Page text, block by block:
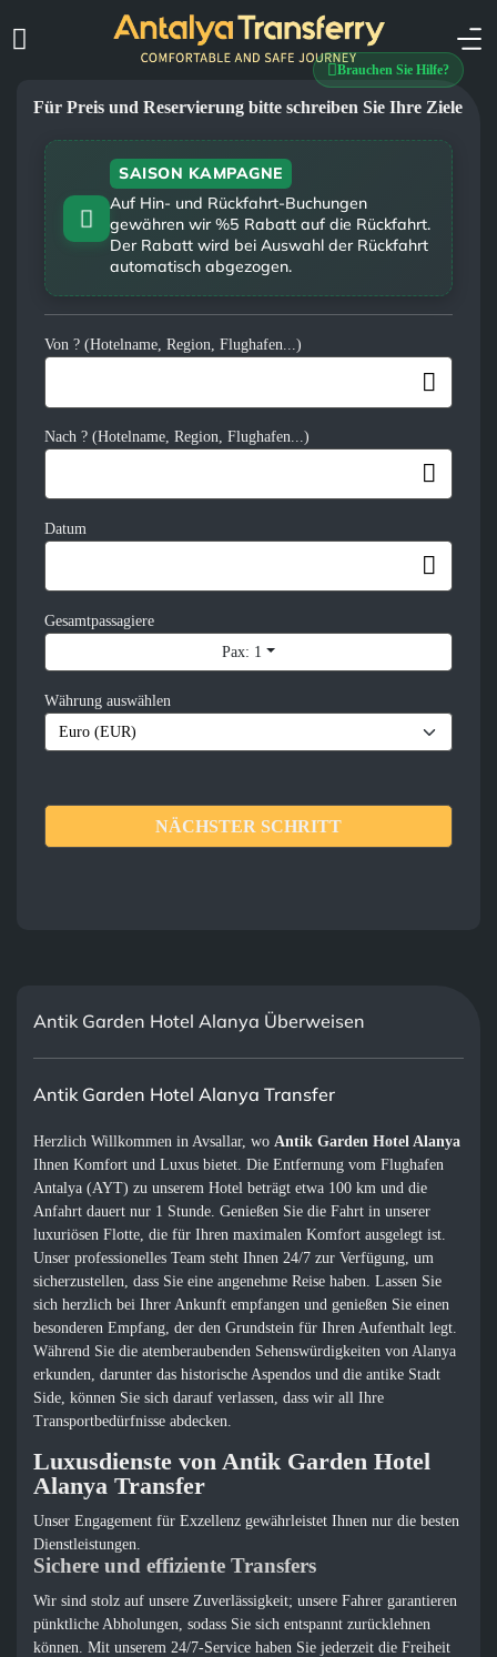
Brauchen Sie Hilfe?
Für Preis und Reservierung bitte schreiben Sie Ihre Ziele
SAISON KAMPAGNE
Auf Hin- und Rückfahrt-Buchungen
gewähren wir %5 Rabatt auf die Rückfahrt.
Der Rabatt wird bei Auswahl der Rückfahrt
automatisch abgezogen.
Von ? (Hotelname, Region, Flughafen...)
Nach ? (Hotelname, Region, Flughafen...)
Datum
Gesamtpassagiere
Pax: 1
Währung auswählen
NÄCHSTER SCHRITT
Antik Garden Hotel Alanya Überweisen
Antik Garden Hotel Alanya Transfer
Herzlich Willkommen in Avsallar, wo Antik Garden Hotel Alanya
Ihnen Komfort und Luxus bietet. Die Entfernung vom Flughafen
Antalya (AYT) zu unserem Hotel beträgt etwa 100 km und die
Anfahrt dauert nur 1 Stunde. Genießen Sie die Fahrt in unserer
luxuriösen Flotte, die für Ihren maximalen Komfort ausgelegt ist.
Unser professionelles Team steht Ihnen 24/7 zur Verfügung, um
sicherzustellen, dass Sie eine angenehme Reise haben. Lassen Sie
sich herzlich bei Ihrer Ankunft empfangen und genießen Sie einen
besonderen Empfang, der den Grundstein für Ihren Aufenthalt legt.
Während Sie die atemberaubenden Sehenswürdigkeiten von Alanya
erkunden, darunter das historische Aspendos und die antike Stadt
Side, können Sie sich darauf verlassen, dass wir all Ihre
Transportbedürfnisse abdecken.
Luxusdienste von Antik Garden Hotel
Alanya Transfer
Unser Engagement für Exzellenz gewährleistet Ihnen nur die besten
Dienstleistungen.
Sichere und effiziente Transfers
Wir sind stolz auf unsere Zuverlässigkeit; unsere Fahrer garantieren
pünktliche Abholungen, sodass Sie sich entspannt zurücklehnen
können. Mit unserem 24/7-Service haben Sie jederzeit die Freiheit